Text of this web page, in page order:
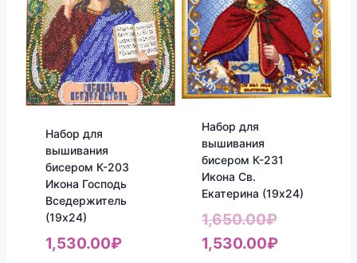
Набор для
вышивания
бисером К-203
Икона Господь
Вседержитель
(19х24)
1,530.00₽
Набор для
вышивания
бисером К-231
Икона Св.
Екатерина (19х24)
1,650.00₽
цена
1,530.00₽Текущая